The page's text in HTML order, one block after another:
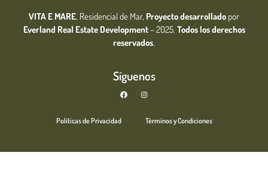
VITA E MARE, Residencial de Mar, Proyecto desarrollado por
Everland Real Estate Development– 2025. Todos los derechos
reservados.
Síguenos
Políticas de Privacidad Términos y Condiciones